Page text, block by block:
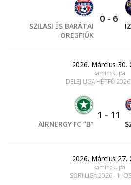
SZILASI ÉS BARÁTAI
ÖREGFIÚK
0 - 6
2026. Március 30.
kaminokupa
DELEJ LIGA HÉTFŐ
AIRNERGY FC “B”
1 - 11
2026. Március 27.
kaminokupa
SORI LIGA 2026 - 1.